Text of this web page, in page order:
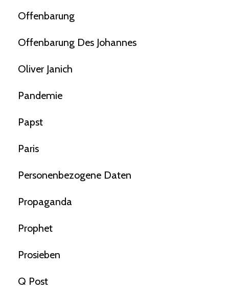
Offenbarung
Offenbarung Des Johannes
Oliver Janich
Pandemie
Papst
Paris
Personenbezogene Daten
Propaganda
Prophet
Prosieben
Q Post